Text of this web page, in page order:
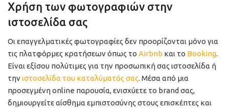
Χρήση των φωτογραφιών στην
ιστοσελίδα σας
Οι επαγγελματικές φωτογραφίες δεν προορίζονται μόνο για
τις πλατφόρμες κρατήσεων όπως το Airbnb και το Booking.
Eίναι εξίσου πολύτιμες για την προσωπική σας ιστοσελίδα ή
τηνιστοσελίδα του καταλύματός σας. Μέσα από μια
προσεγμένη online παρουσία, ενισχύετε το brand σας,
δημιουργείτε αίσθημα εμπιστοσύνης στους επισκέπτες και